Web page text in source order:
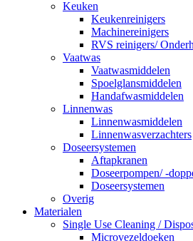
Keuken
Keukenreinigers
Machinereinigers
RVS reinigers/
Vaatwas
Vaatwasmiddelen
Spoelglansmiddelen
Handafwasmiddelen
Linnenwas
Linnenwasmiddelen
Linnenwasverzachters
Doseersystemen
Aftapkranen
Doseerpompen/ -
Doseersystemen
Overig
Materialen
Single Use Cleaning /
Microvezeldoeken